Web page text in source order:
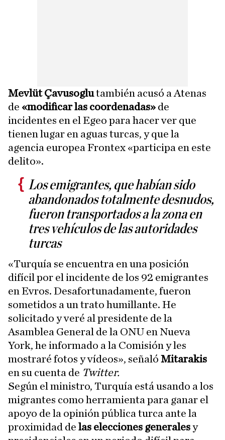
Mevlüt Çavusoglutambién acusó a Atenas
de «modificar las coordenadas» de
incidentes en el Egeo para hacer ver que
tienen lugar en aguas turcas, y que la
agencia europea Frontex «participa en este
delito».
Los emigrantes, que habían sido
abandonados totalmente desnudos,
fueron transportados a la zona en
tres vehículos de las autoridades
turcas
«Turquía se encuentra en una posición
difícil por el incidente de los 92 emigrantes
en Evros. Desafortunadamente, fueron
sometidos a un trato humillante. He
solicitado y veré al presidente de la
Asamblea General de la ONU en Nueva
York, he informado a la Comisión y les
mostraré fotos y vídeos», señaló Mitarakis
en su cuenta de Twitter.
Según el ministro, Turquía está usando a los
migrantes como herramienta para ganar el
apoyo de la opinión pública turca ante la
proximidad de las elecciones generalesy